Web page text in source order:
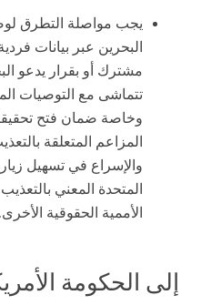
يجب مواصلة التطرق
البحرين عبر بيانات
مشترك أو بقرار يدعو
تتماشى مع التوصيات
وخاصة ضمان فتح
المزاعم المتعلقة
والإسراع في تسهيل
المتحدة المعني
الأممية الحقوقية الأخرى.
إلى الحكومة